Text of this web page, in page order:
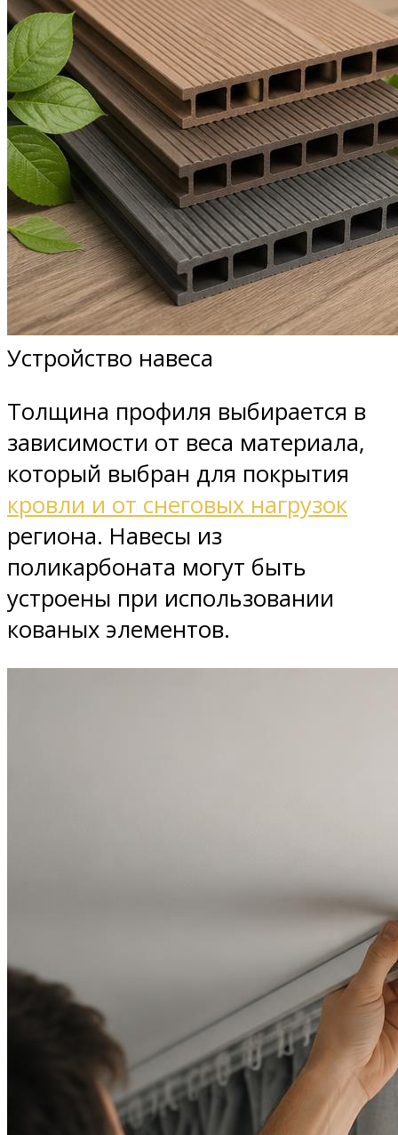
Устройство навеса
Толщина профиля выбирается в
зависимости от веса материала,
который выбран для покрытия
кровли и от снеговых нагрузок
региона. Навесы из
поликарбоната могут быть
устроены при использовании
кованых элементов.